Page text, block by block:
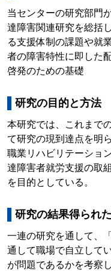
当センターの研究部門
達障害関連研究を総括
る支援体制の課題や就
者の障害特性に即した
啓発のための基礎
研究の目的と方法
本研究では、これまで
て研究の現到達点を明
職業リハビリテーショ
達障害者就労支援の取
を目的としている。
研究の結果得られ
一連の研究を通して、
通して職場で自立して
が問題であるかを考察